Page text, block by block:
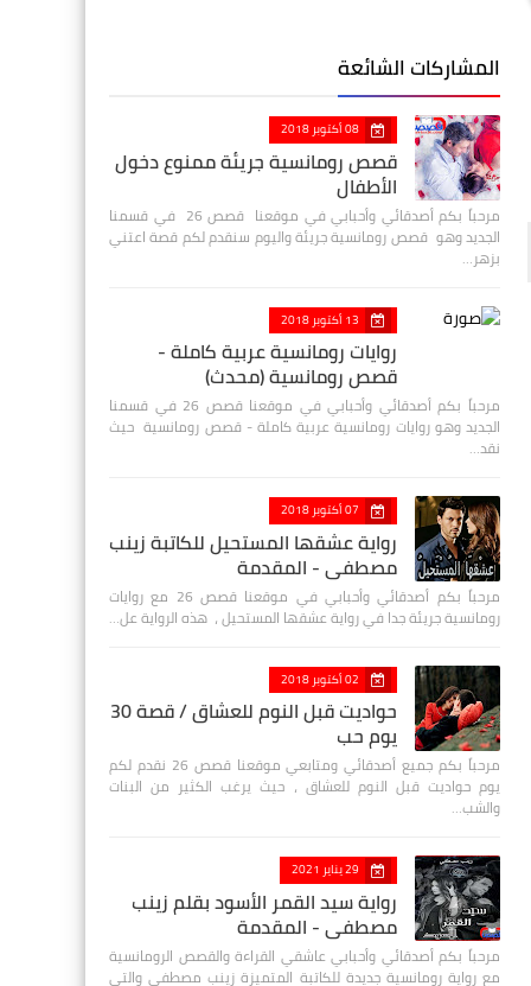
المشاركات الشائعة
08 أكتوبر 2018
قصص رومانسية جريئة ممنوع دخول
الأطفال
مرحباً بكم أصدقائي وأحبابي في موقعنا قصص 26 في قسمنا
الجديد وهو قصص رومانسية جريئة واليوم سنقدم لكم قصة اعتني
بزهر…
13 أكتوبر 2018
روايات رومانسية عربية كاملة -
قصص رومانسية (محدث)
مرحباً بكم أصدقائي وأحبابي في موقعنا قصص 26 في قسمنا
الجديد وهو روايات رومانسية عربية كاملة - قصص رومانسية حيث
نقد…
07 أكتوبر 2018
رواية عشقها المستحيل للكاتبة زينب
مصطفي - المقدمة
مرحباً بكم أصدقائي وأحبابي في موقعنا قصص 26 مع روايات
رومانسية جريئة جدا في رواية عشقها المستحيل ، هذه الرواية عل…
02 أكتوبر 2018
حواديت قبل النوم للعشاق / قصة 30
يوم حب
مرحباً بكم جميع أصدقائي ومتابعي موقعنا قصص 26 نقدم لكم
يوم حواديت قبل النوم للعشاق ، حيث يرغب الكثير من البنات
والشب…
29 يناير 2021
رواية سيد القمر الأسود بقلم زينب
مصطفي - المقدمة
مرحباً بكم أصدقائي وأحبابي عاشقي القراءة والقصص الرومانسية
مع رواية رومانسية جديدة للكاتبة المتميزة زينب مصطفى والتي